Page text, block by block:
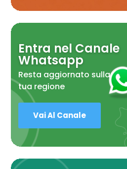
Entra nel Canale
Whatsapp
Resta aggiornato sulla
tua regione
Vai Al Canale